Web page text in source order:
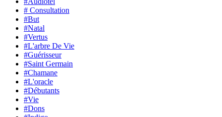
# Consultation
#But
#Natal
#Vertus
#L'arbre De Vie
#Guérisseur
#Saint Germain
#Chamane
#L'oracle
#Débutants
#Vie
#Dons